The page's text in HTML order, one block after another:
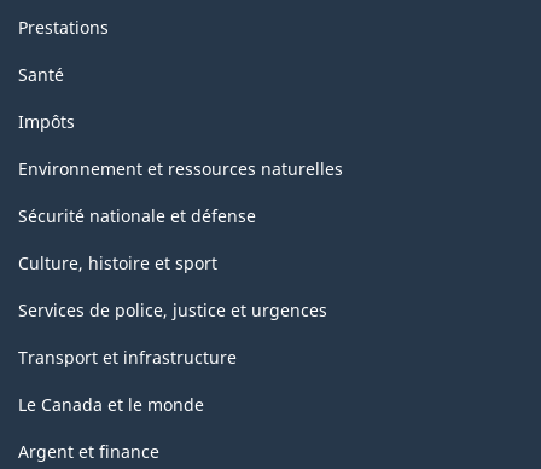
Prestations
Santé
Impôts
Environnement et ressources naturelles
Sécurité nationale et défense
Culture, histoire et sport
Services de police, justice et urgences
Transport et infrastructure
Le Canada et le monde
Argent et finance